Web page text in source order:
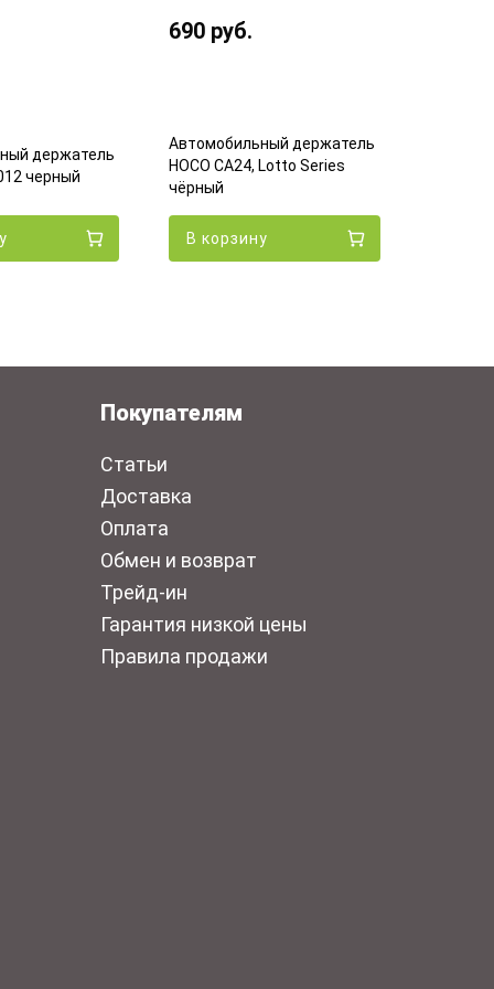
держатель
черный
690 руб.
Автомобильный держатель
HOCO CA24, Lotto Series
чёрный
В корзину
Покупателям
Статьи
Доставка
Оплата
Обмен и возврат
Трейд-ин
Гарантия низкой цены
Правила продажи